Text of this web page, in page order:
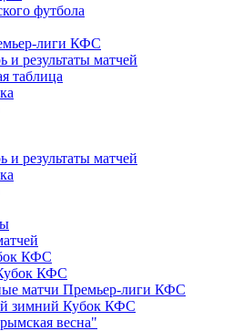
футбола
лиги КФС
и результаты матчей
таблица
и результаты матчей
КФС
КФС
матчи Премьер-лиги КФС
зимний Кубок КФС
весна"